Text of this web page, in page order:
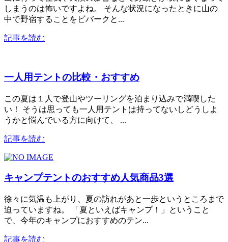
しまうのは怖いですよね。 そんな状況になったときに山の
中で野宿することをビバークと...
記事を読む
一人用テントの比較・おすすめ
この夏は１人で登山やツーリングを泊まり込みで満喫した
い！ そうは思っても一人用テントは持ってないしどうしよ
うかと悩んでいる方に向けて、 ...
記事を読む
キャンプテントのおすすめ人気商品3選
徐々に気温も上がり、夏の訪れがあと一歩というところまで
迫っていますね。 「夏といえばキャンプ！」ということ
で、今年のキャンプにおすすめのテン...
記事を読む